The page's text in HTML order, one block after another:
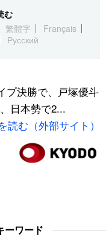
Русский
む
繁體字
Français
Русский
プ決勝で、戸塚優斗
日本勢で2...
読む（外部サイト）
ーワード